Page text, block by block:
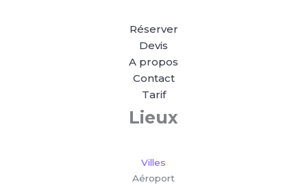
Réserver
Devis
A propos
Contact
Tarif
Lieux
Villes
Aéroport